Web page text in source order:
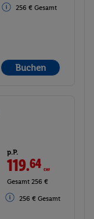
256 € Gesamt
Buchen
p.P.
119.64CHF
Gesamt 239.28 CHF
256 € Gesamt